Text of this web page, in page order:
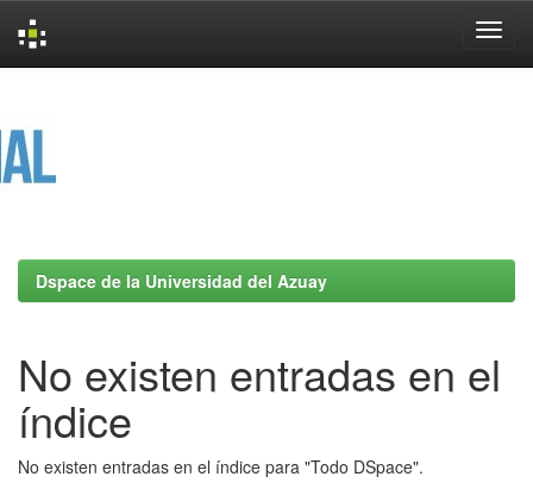
Dspace de la Universidad del Azuay
No existen entradas en el
índice
No existen entradas en el índice para "Todo DSpace".